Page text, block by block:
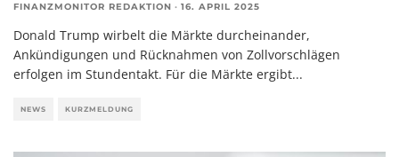
FINANZMONITOR REDAKTION · 16. APRIL 2025
Donald Trump wirbelt die Märkte durcheinander,
Ankündigungen und Rücknahmen von Zollvorschlägen
erfolgen im Stundentakt. Für die Märkte ergibt...
NEWS KURZMELDUNG